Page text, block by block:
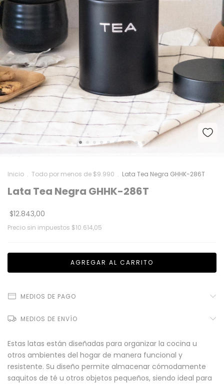
Inicio . Todo por menos de $9.990 . Lata Tea Negra GHHK-286T
Lata Tea Negra GHHK-286T
$12.843,00
Precio sin impuestos $10.614,05
MEDIOS DE PAGO
MEDIOS DE ENVÍO
Estas latas están diseñadas para organizar la cocina u
otros ambientes del hogar de manera funcional y
resistente. Su diseño permite almacenar cómodamente
saquitos de té u otros objetos pequeños, siendo ideal para